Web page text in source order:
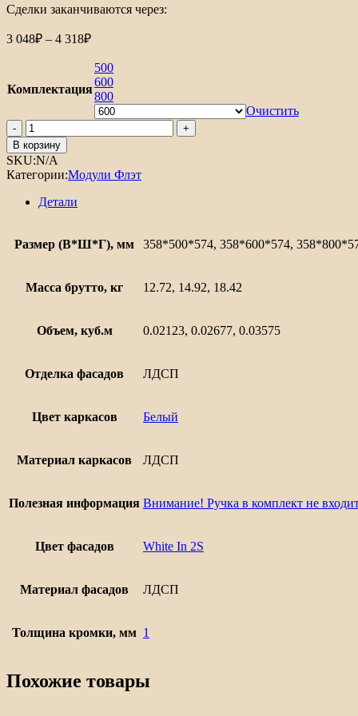
Сделки заканчиваются через:
3 048₽ – 4 318₽Диапазон
3
048₽
–
Комплектация
500
600
800
Очистить
Количество
товара
Шкаф
верхний
горизонтальный
глубокий
Флэт
В корзину
SKU:N/A
Категории:Модули Флэт
Детали
Размер (В*Ш*Г), мм 358*500*574, 358*600*574,
Масса брутто, кг 12.72, 14.92, 18.42
Объем, куб.м 0.02123, 0.02677, 0.03575
Отделка фасадов ЛДСП
Цвет каркасов Белый
Материал каркасов ЛДСП
Полезная информация Внимание! Ручка в комплект не
Цвет фасадов White In 2S
Материал фасадов ЛДСП
Толщина кромки, мм 1
Похожие товары